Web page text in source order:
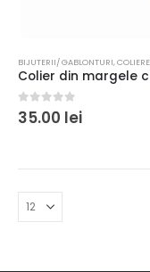
BIJUTERII/ GABLONTURI,COLIERE
0out of 5
35.00 lei